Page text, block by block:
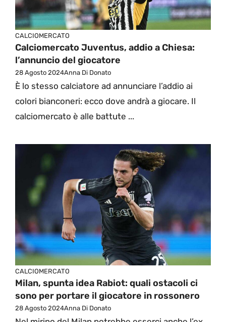
CALCIOMERCATO
Calciomercato Juventus, addio a Chiesa:
l’annuncio del giocatore
28 Agosto 2024Anna Di Donato
È lo stesso calciatore ad annunciare l’addio ai
colori bianconeri: ecco dove andrà a giocare. Il
calciomercato è alle battute ...
CALCIOMERCATO
Milan, spunta idea Rabiot: quali ostacoli ci
sono per portare il giocatore in rossonero
28 Agosto 2024Anna Di Donato